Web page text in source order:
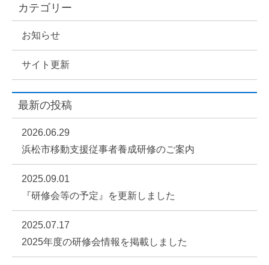
カテゴリー
お知らせ
サイト更新
最新の投稿
2026.06.29
浜松市移動支援従事者養成研修のご案内
2025.09.01
『研修会等の予定』を更新しました
2025.07.17
2025年度の研修会情報を掲載しました